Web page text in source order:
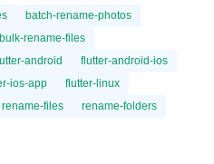
batch-rename-photos
bulk-rename-files
android
flutter-android-ios
ios-app
flutter-linux
rename-files
rename-folders